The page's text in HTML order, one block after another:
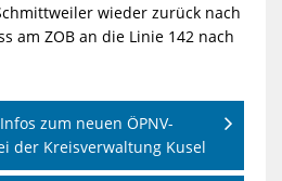
wieder zurück nach
am ZOB an die Linie 142 nach
zum neuen ÖPNV-
der Kreisverwaltung Kusel